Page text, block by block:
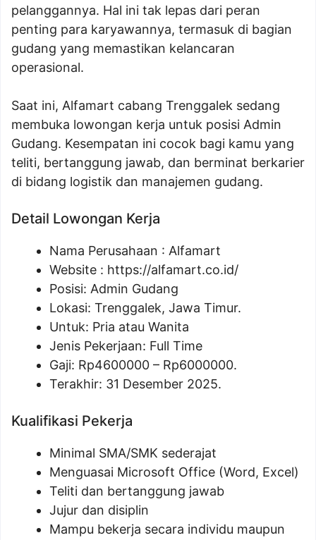
pelanggannya. Hal ini tak lepas dari peran
penting para karyawannya, termasuk di bagian
gudang yang memastikan kelancaran
operasional.
Saat ini, Alfamart cabang Trenggalek sedang
membuka lowongan kerja untuk posisi Admin
Gudang. Kesempatan ini cocok bagi kamu yang
teliti, bertanggung jawab, dan berminat berkarier
di bidang logistik dan manajemen gudang.
Detail Lowongan Kerja
Nama Perusahaan : Alfamart
Website : https://alfamart.co.id/
Posisi: Admin Gudang
Lokasi: Trenggalek, Jawa Timur.
Untuk: Pria atau Wanita
Jenis Pekerjaan: Full Time
Gaji: Rp4600000 – Rp6000000.
Terakhir: 31 Desember 2025.
Kualifikasi Pekerja
Minimal SMA/SMK sederajat
Menguasai Microsoft Office (Word, Excel)
Teliti dan bertanggung jawab
Jujur dan disiplin
Mampu bekerja secara individu maupun